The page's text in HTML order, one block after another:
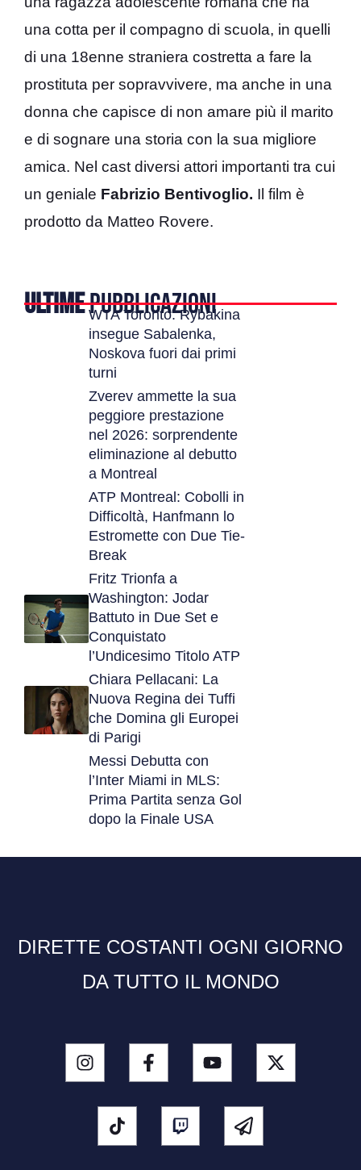
una cotta per il compagno di scuola, in quelli
di una 18enne straniera costretta a fare la
prostituta per sopravvivere, ma anche in una
donna che capisce di non amare più il marito
e di sognare una storia con la sua migliore
amica. Nel cast diversi attori importanti tra cui
un geniale Fabrizio Bentivoglio. Il film è
prodotto da Matteo Rovere.
ULTIMEPUBBLICAZIONI
WTA Toronto: Rybakina
insegue Sabalenka,
Noskova fuori dai primi
turni
Zverev ammette la sua
peggiore prestazione
nel 2026: sorprendente
eliminazione al debutto
a Montreal
ATP Montreal: Cobolli in
Difficoltà, Hanfmann lo
Estromette con Due Tie-
Break
Fritz Trionfa a
Washington: Jodar
Battuto in Due Set e
Conquistato
l’Undicesimo Titolo ATP
Chiara Pellacani: La
Nuova Regina dei Tuffi
che Domina gli Europei
di Parigi
Messi Debutta con
l’Inter Miami in MLS:
Prima Partita senza Gol
dopo la Finale USA
DIRETTE COSTANTI OGNI GIORNO
DA TUTTO IL MONDO